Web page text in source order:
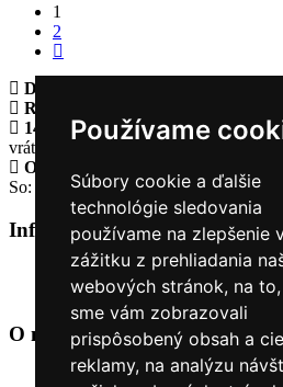
Používame
Súbory cookie a ďalšie
technológie sledovania
používame na zlepšenie
zážitku z prehliadania
webových stránok, na
sme vám zobrazovali
prispôsobený obsah a
reklamy, na analýzu
1
2
Doprava zadarmo
Rýchle dodanie
14 Dní na vrátenie tovaru Ak Vám
vrátiť
Otvorené celý týždeň
So: 9:00 - 12:00
Informácie+
O nás
Kontakt
O nás +
Úvod